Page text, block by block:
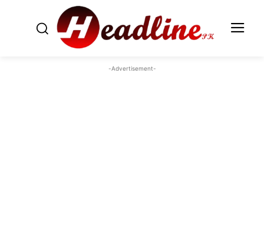
-Advertisement-